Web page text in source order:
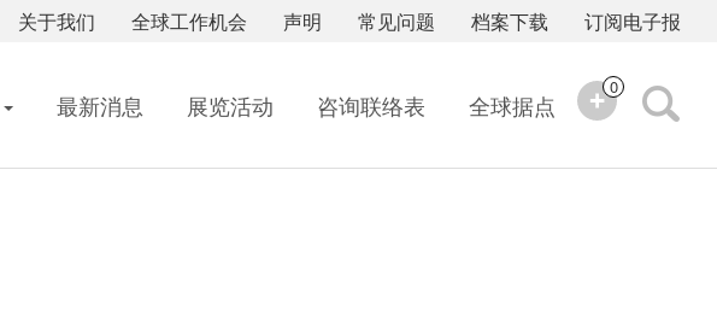
订阅电子报
档案下载
常见问题
声明
全球工作机会
关于我们
最新消息 展览活动 咨询联络表 全球据点
0